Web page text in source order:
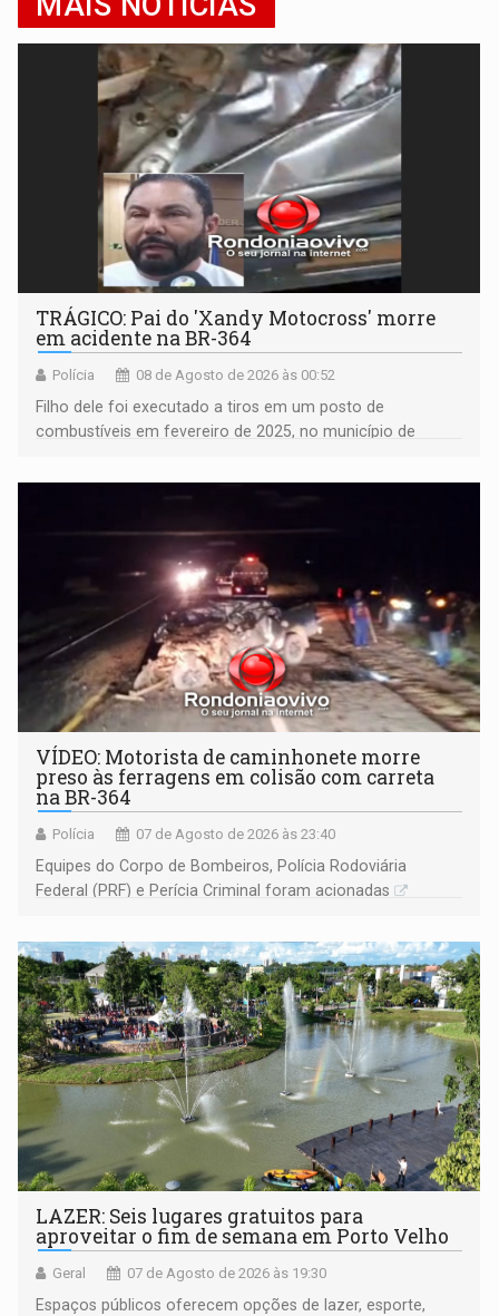
TRÁGICO: Pai do 'Xandy Motocross' morre
em acidente na BR-364
Polícia 08 de Agosto de 2026 às 00:52
Filho dele foi executado a tiros em um posto de
combustíveis em fevereiro de 2025, no município de
VÍDEO: Motorista de caminhonete morre
preso às ferragens em colisão com carreta
na BR-364
Polícia 07 de Agosto de 2026 às 23:40
Equipes do Corpo de Bombeiros, Polícia Rodoviária
Federal (PRF) e Perícia Criminal foram acionadas
LAZER: Seis lugares gratuitos para
aproveitar o fim de semana em Porto Velho
Geral 07 de Agosto de 2026 às 19:30
Espaços públicos oferecem opções de lazer, esporte,